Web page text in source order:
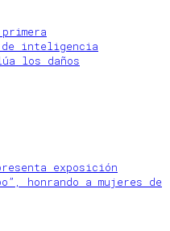
inteligencia
los daños
exposición
honrando a mujeres de